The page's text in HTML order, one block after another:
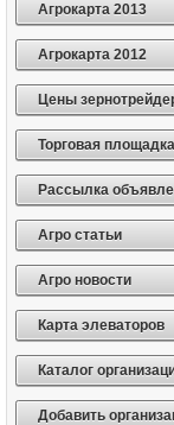
Агрокарта 2013
Агрокарта 2012
Цены
Торговая площадка
Рассылка
Агро статьи
Агро новости
Карта элеваторов
Каталог
Добавить